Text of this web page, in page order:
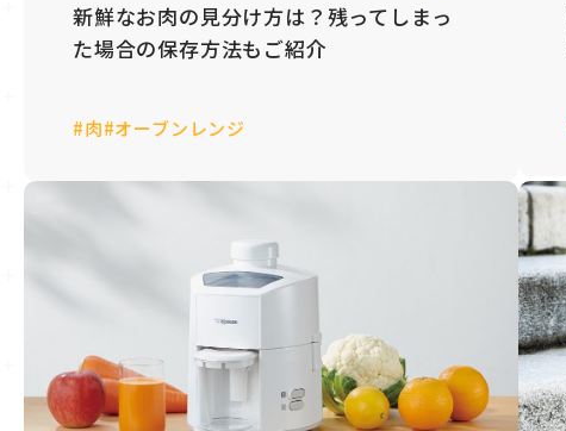
新鮮なお肉の見分け方は？残ってしまっ
た場合の保存方法もご紹介
#肉#オーブンレンジ